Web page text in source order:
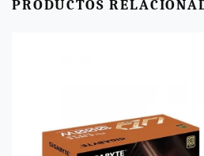
PRODUCTOS